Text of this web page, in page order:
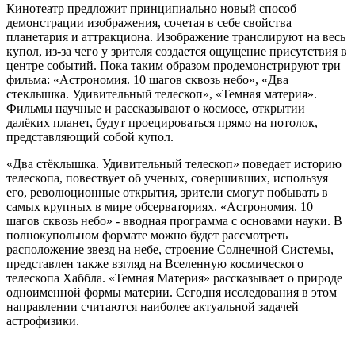
Кинотеатр предложит принципиально новый способ
демонстрации изображения, сочетая в себе свойства
планетария и аттракциона. Изображение транслируют на весь
купол, из-за чего у зрителя создается ощущение присутствия в
центре событий. Пока таким образом продемонстрируют три
фильма: «Астрономия. 10 шагов сквозь небо», «Два
стеклышка. Удивительный телескоп», «Темная материя».
Фильмы научные и рассказывают о космосе, открытии
далёких планет, будут проецироваться прямо на потолок,
представляющий собой купол.
«Два стёклышка. Удивительный телескоп» поведает историю
телескопа, повествует об ученых, совершивших, используя
его, революционные открытия, зрители смогут побывать в
самых крупных в мире обсерваториях. «Астрономия. 10
шагов сквозь небо» - вводная программа с основами науки. В
полнокупольном формате можно будет рассмотреть
расположение звезд на небе, строение Солнечной Системы,
представлен также взгляд на Вселенную космического
телескопа Хаббла. «Темная Материя» рассказывает о природе
одноименной формы материи. Сегодня исследования в этом
направлении считаются наиболее актуальной задачей
астрофизики.